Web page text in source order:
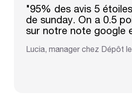
"95% des avis 5
de sunday. On a 0.5
sur notre note google
Lucia, manager chez Dépôt